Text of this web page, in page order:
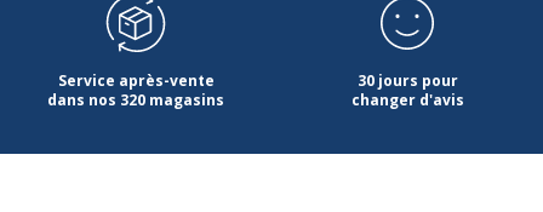
Service après-vente
dans nos 320 magasins
30 jours pour
changer d'avis